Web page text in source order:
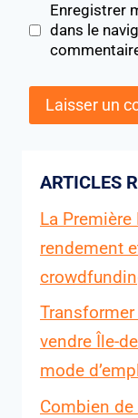
Enregistrer
dans le
ARTICLES
La
rendement
vendre Île-
mode
Combien